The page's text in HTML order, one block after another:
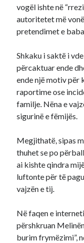
vogël ishte në
autoritetet më
pretendimet e
Shkaku i saktë i
përcaktuar ende
ende një motiv për
raportime ose
familje. Nëna e
sigurinë e fëmijës.
Megjithatë, sipas
thuhet se po
ai kishte qindra
luftonte për të
vajzën e tij.
Në faqen e
përshkruan
burim frymëzimi”,